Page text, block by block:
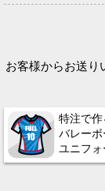
お客様からお送り
特注で作
バレーボ
ユニフォ